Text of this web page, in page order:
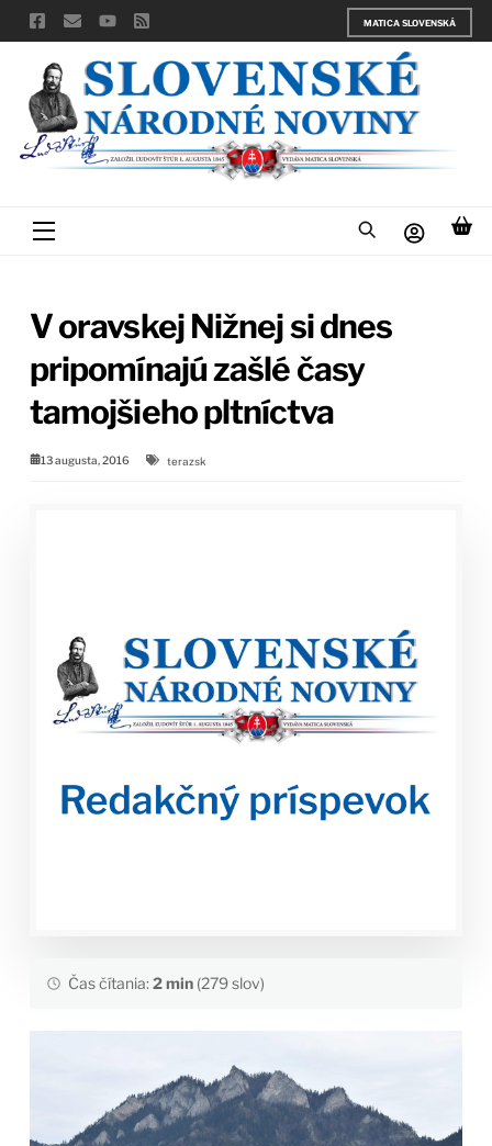
Skip
to
content
MATICA SLOVENSKÁ
Menu
V oravskej Nižnej si dnes
pripomínajú zašlé časy
tamojšieho pltníctva
13 augusta, 2016 terazsk
Čas čítania:2 min(279 slov)